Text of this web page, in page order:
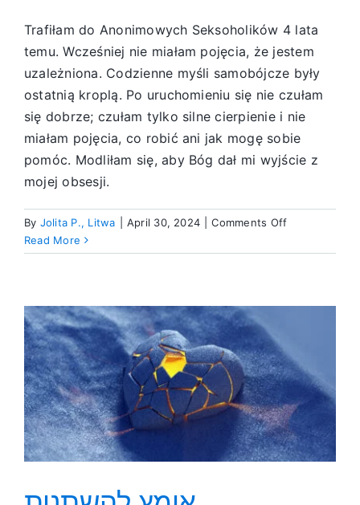
Trafiłam do Anonimowych Seksoholików 4 lata
temu. Wcześniej nie miałam pojęcia, że jestem
uzależniona. Codzienne myśli samobójcze były
ostatnią kroplą. Po uruchomieniu się nie czułam
się dobrze; czułam tylko silne cierpienie i nie
miałam pojęcia, co robić ani jak mogę sobie
pomóc. Modliłam się, aby Bóg dał mi wyjście z
mojej obsesji.
By Jolita P., Litwa April 30, 2024 Comments Offon
bycia
Read More